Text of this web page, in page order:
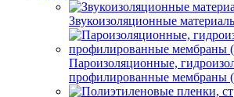
Звукоизоляционные
Пароизоляционные,
профилированные мембраны